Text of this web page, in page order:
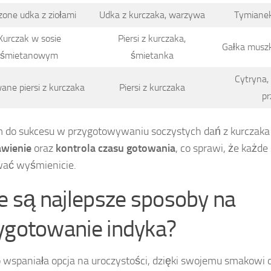
udka z ziołami Udka z kurczaka, warzywa
w sosie
śmietanowym
Piersi z kurczaka,
śmietanka
Gałka
piersi z kurczaka Piersi z kurczaka
do sukcesu w przygotowywaniu soczystych dań z
oraz kontrola czasu gotowania, co sprawi, że
wyśmienicie.
są najlepsze sposoby na
indyka?
opcja na uroczystości, dzięki swojemu smakowi